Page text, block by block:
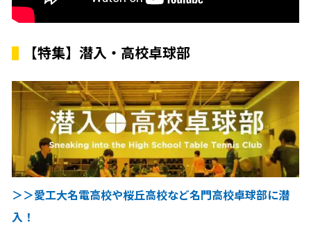
【特集】潜入・高校卓球部
＞＞愛工大名電高校や桜丘高校など名門高校卓球部に潜
入！